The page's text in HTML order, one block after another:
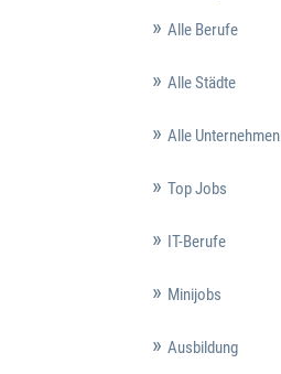
Alle Berufe
Alle Städte
Alle Unternehmen
Top Jobs
IT-Berufe
Minijobs
Ausbildung